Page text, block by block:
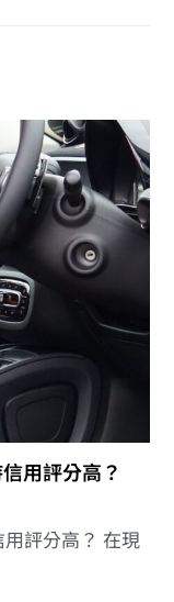
用評分高？
評分高？ 在現